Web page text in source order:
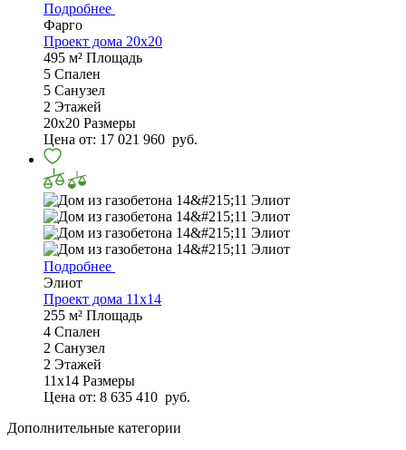
Подробнее
Фарго
Проект дома 20х20
495 м² Площадь
5 Спален
5 Санузел
2 Этажей
20х20 Размеры
Цена от: 17 021 960 руб.
Подробнее
Элиот
Проект дома 11х14
255 м² Площадь
4 Спален
2 Санузел
2 Этажей
11х14 Размеры
Цена от: 8 635 410 руб.
Дополнительные категории